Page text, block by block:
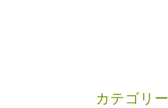
カテゴリー